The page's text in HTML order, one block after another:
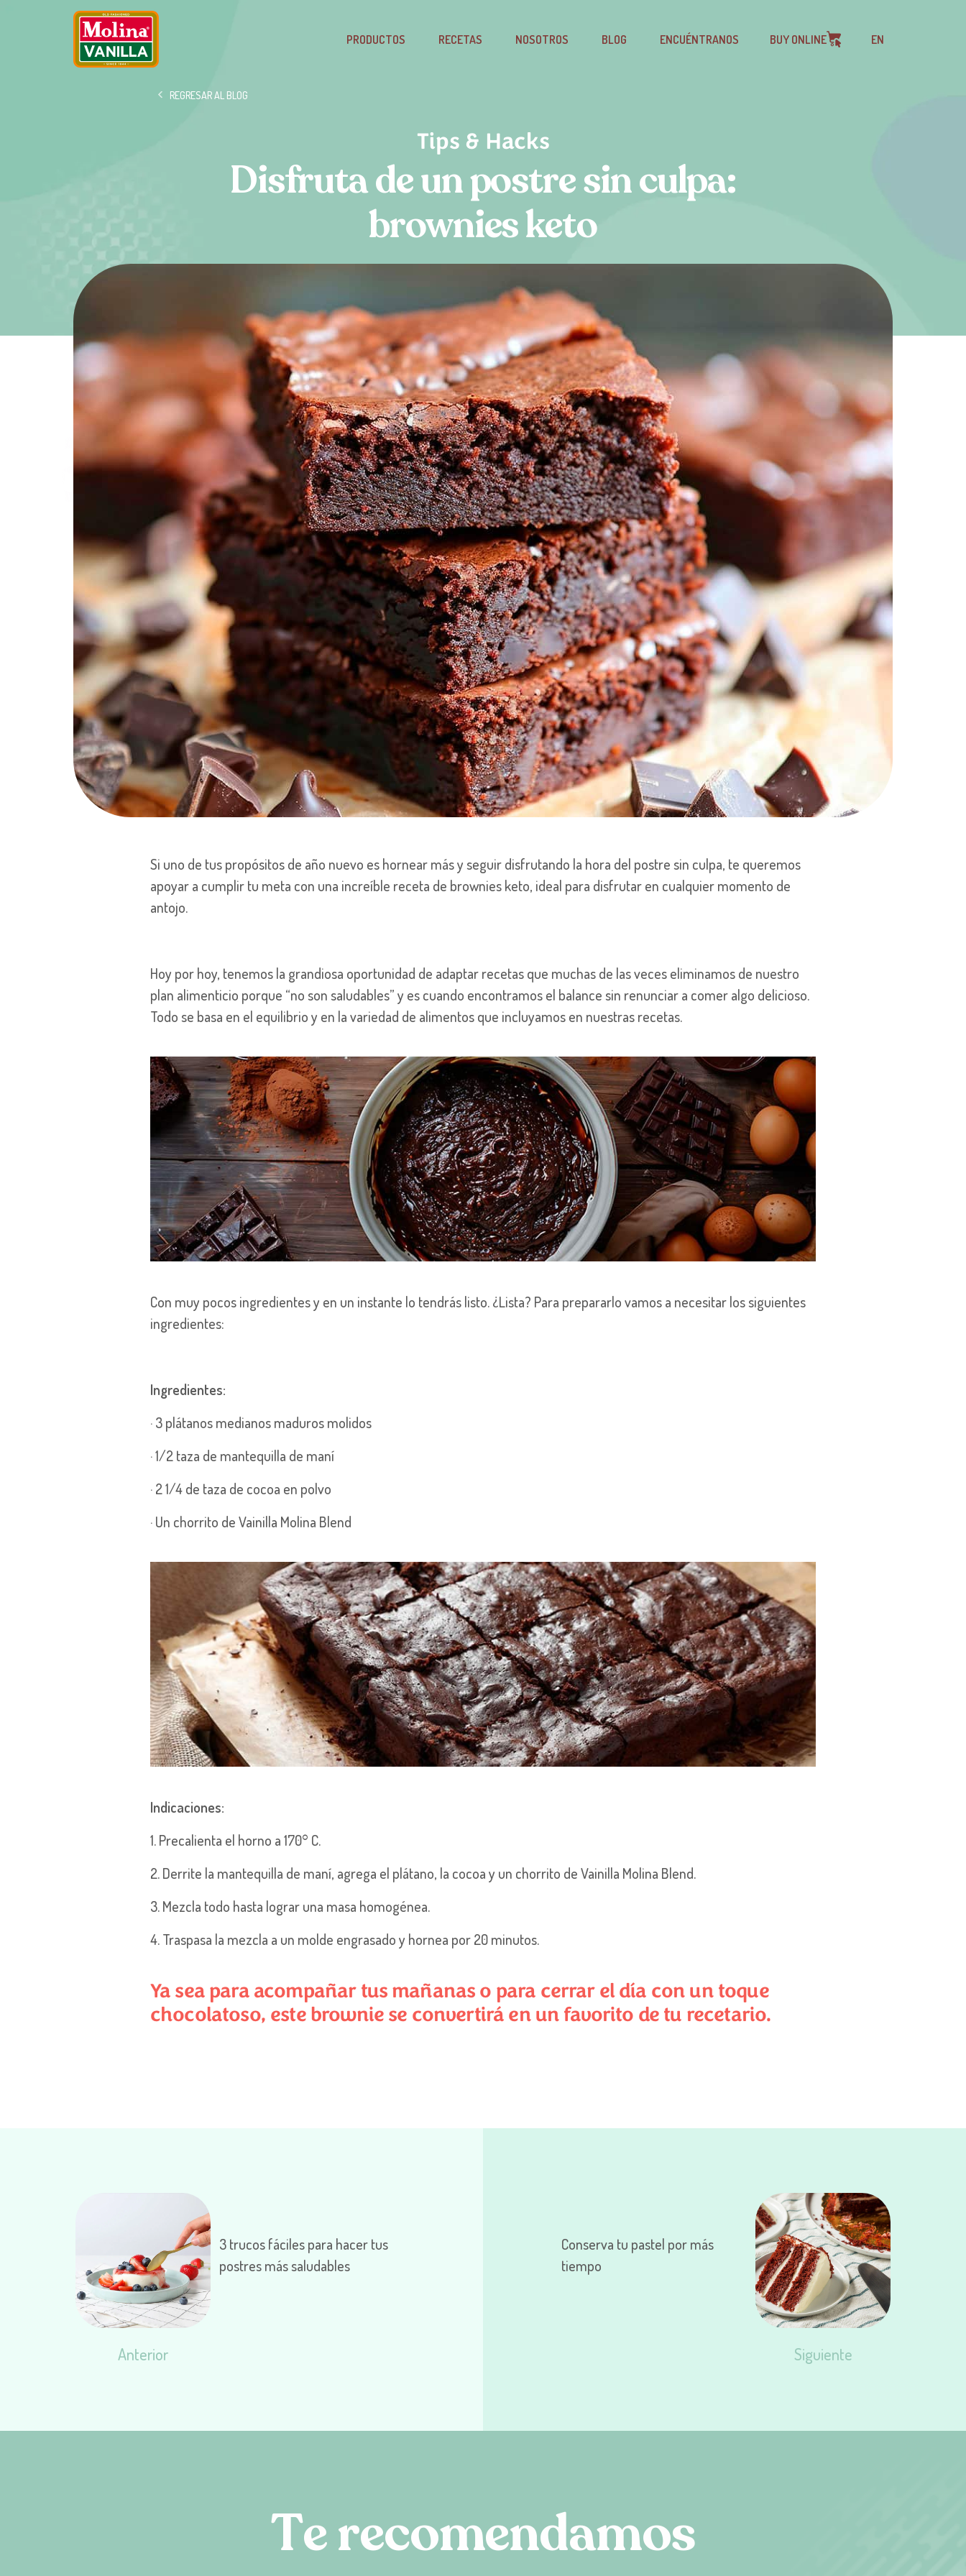
PRODUCTOS RECETAS NOSOTROS BLOG ENCUÉNTRANOS BUY ONLINE EN
REGRESAR AL BLOG
Tips & Hacks
Disfruta de un postre sin culpa:
brownies keto
Si uno de tus propósitos de año nuevo es hornear más y seguir disfrutando la hora del postre sin culpa, te queremos
apoyar a cumplir tu meta con una increíble receta de brownies keto, ideal para disfrutar en cualquier momento de
antojo.
Hoy por hoy, tenemos la grandiosa oportunidad de adaptar recetas que muchas de las veces eliminamos de nuestro
plan alimenticio porque “no son saludables” y es cuando encontramos el balance sin renunciar a comer algo delicioso.
Todo se basa en el equilibrio y en la variedad de alimentos que incluyamos en nuestras recetas.
Con muy pocos ingredientes y en un instante lo tendrás listo. ¿Lista? Para prepararlo vamos a necesitar los siguientes
ingredientes:
Ingredientes:
· 3 plátanos medianos maduros molidos
· 1/2 taza de mantequilla de maní
· 2 1/4 de taza de cocoa en polvo
· Un chorrito de Vainilla Molina Blend
Indicaciones:
1. Precalienta el horno a 170° C.
2. Derrite la mantequilla de maní, agrega el plátano, la cocoa y un chorrito de Vainilla Molina Blend.
3. Mezcla todo hasta lograr una masa homogénea.
4. Traspasa la mezcla a un molde engrasado y hornea por 20 minutos.
Ya sea para acompañar tus mañanas o para cerrar el día con un toque
chocolatoso, este brownie se convertirá en un favorito de tu recetario.
3 trucos fáciles para hacer tus
postres más saludables
Anterior
Conserva tu pastel por más
tiempo
Siguiente
Terecomendamos